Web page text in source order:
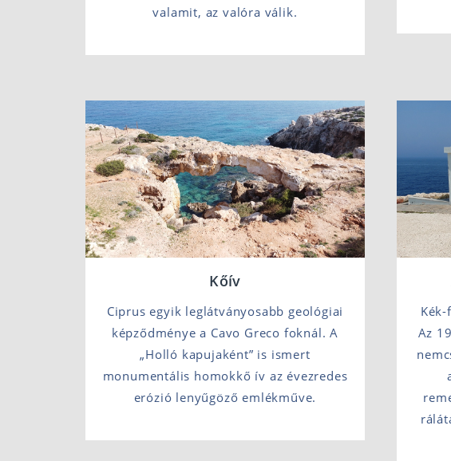
valamit, az valóra válik.
Kőív
Ciprus egyik leglátványosabb geológiai
képződménye a Cavo Greco foknál. A
„Holló kapujaként” is ismert
monumentális homokkő ív az évezredes
erózió lenyűgöző emlékműve.
Az